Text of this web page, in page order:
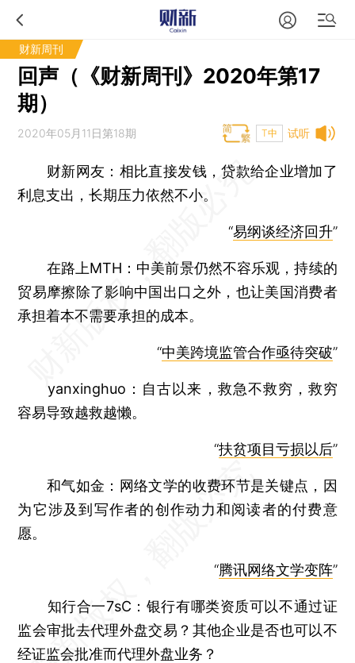
财新周刊
回声（《财新周刊》2020年第17
期）
试听
2020年05月11日第18期 T中
财新网友： 相比直接发钱，贷款给企业增加了
利息支出，长期压力依然不小。
“易纲谈经济回升”
在路上MTH： 中美前景仍然不容乐观，持续的
贸易摩擦除了影响中国出口之外，也让美国消费者
承担着本不需要承担的成本。
“中美跨境监管合作亟待突破”
yanxinghuo： 自古以来，救急不救穷，救穷
容易导致越救越懒。
“扶贫项目亏损以后”
和气如金： 网络文学的收费环节是关键点，因
为它涉及到写作者的创作动力和阅读者的付费意
愿。
“腾讯网络文学变阵”
知行合一7sC： 银行有哪类资质可以不通过证
监会审批去代理外盘交易？其他企业是否也可以不
经证监会批准而代理外盘业务？